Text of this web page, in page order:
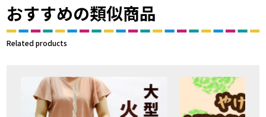
おすすめの類似商品
Related products